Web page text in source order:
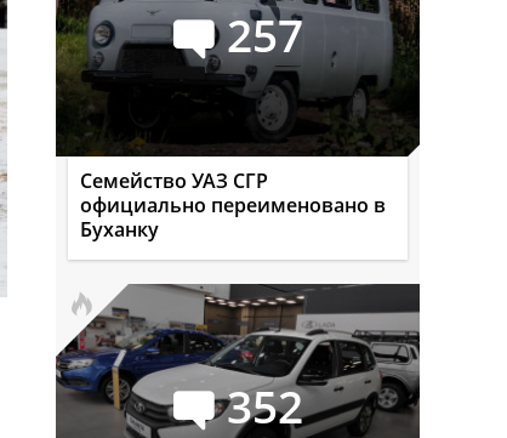
257
Семейство УАЗ СГР
официально переименовано в
Буханку
352